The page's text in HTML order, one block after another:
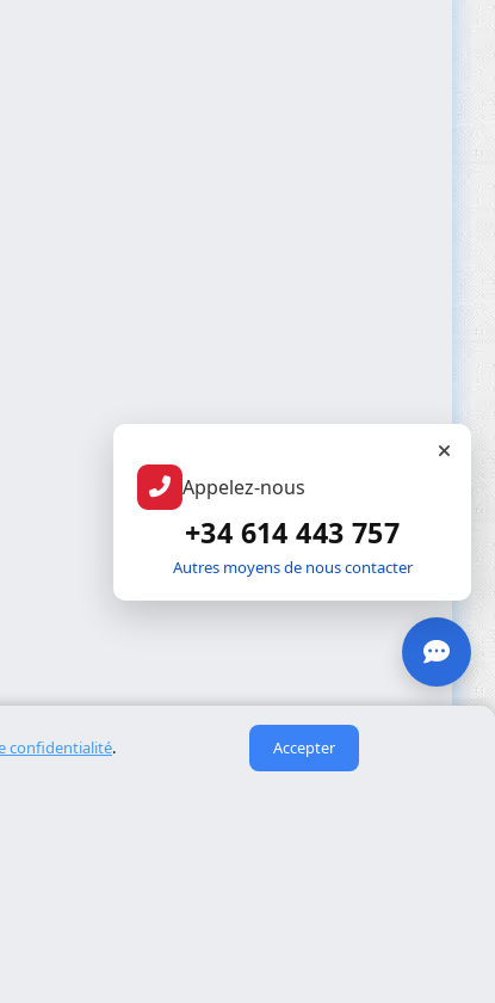
confidentialité. Accepter
Appelez-nous
+34 614 443 757
Autres moyens de nous contacter